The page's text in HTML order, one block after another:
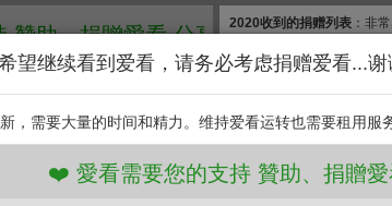
捐贈愛看 分享、傳播愛看 ❤️2020收到的捐赠列表：非
款, 合计$830. 扣除银行费
和维护【爱看】，我们需要
继
望继续看到爱看，请务必考虑捐赠爱看...谢
，需要大量的时间和精力。维持爱看运转也需要租用服
愛看需要您的支持 贊助、捐贈愛看 分